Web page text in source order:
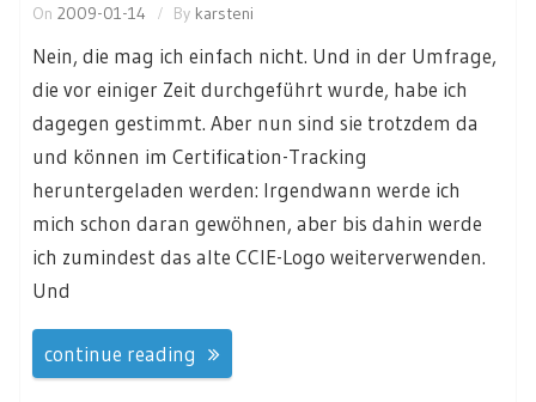
On 2009-01-14 By karsteni
Nein, die mag ich einfach nicht. Und in der Umfrage,
die vor einiger Zeit durchgeführt wurde, habe ich
dagegen gestimmt. Aber nun sind sie trotzdem da
und können im Certification-Tracking
heruntergeladen werden: Irgendwann werde ich
mich schon daran gewöhnen, aber bis dahin werde
ich zumindest das alte CCIE-Logo weiterverwenden.
Und
continue reading